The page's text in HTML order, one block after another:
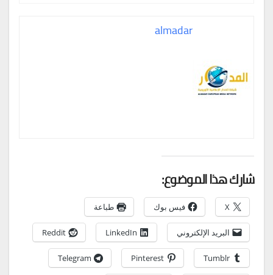
almadar
شارك هذا الموضوع:
X فيس بوك طباعة
البريد الإلكتروني LinkedIn
Reddit
Tumblr
Pinterest
Telegram